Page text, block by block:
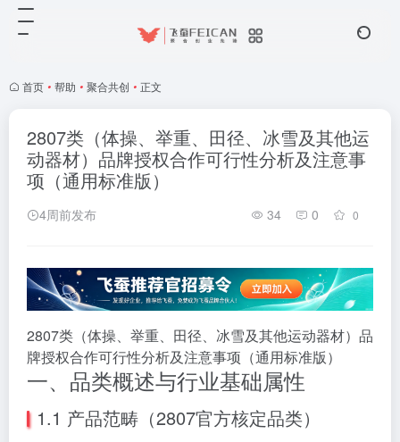
首页 • 帮助 • 聚合共创 • 正文
2807类（体操、举重、田径、冰雪及其他运
动器材）品牌授权合作可行性分析及注意事
项（通用标准版）
4周前发布 34 0 0
2807类（体操、举重、田径、冰雪及其他运动器材）品
牌授权合作可行性分析及注意事项（通用标准版）
一、品类概述与行业基础属性
1.1 产品范畴（2807官方核定品类）